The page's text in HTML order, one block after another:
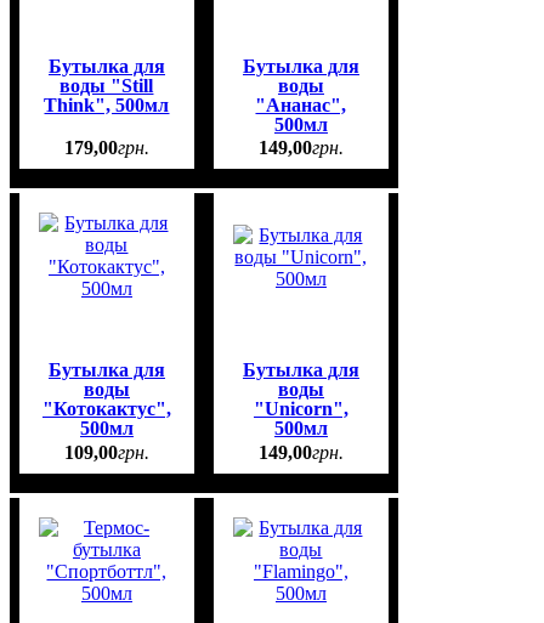
Бутылка для
воды "Still
Think", 500мл
179,00грн.
Бутылка для
воды
"Ананас",
500мл
149,00грн.
Бутылка для
воды
"Котокактус",
500мл
109,00грн.
Бутылка для
воды
"Unicorn",
500мл
149,00грн.